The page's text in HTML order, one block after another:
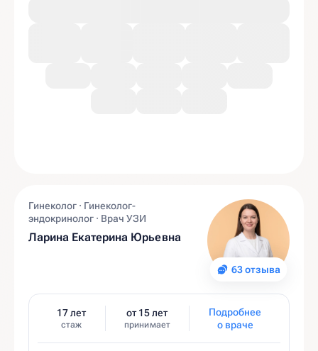
63 отзыва
Гинеколог · Гинеколог-
эндокринолог · Врач УЗИ
Ларина Екатерина Юрьевна
17 лет
стаж
от 15 лет
принимает
Подробнее
о враче